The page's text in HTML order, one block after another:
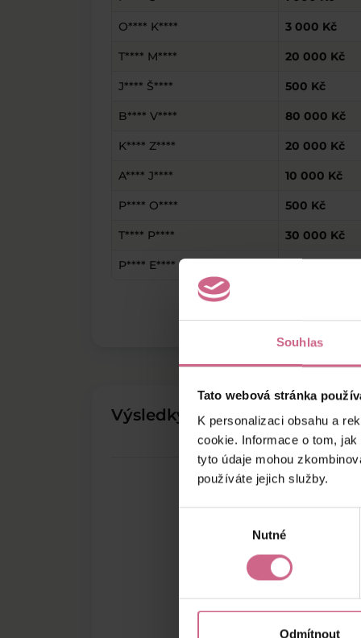
Souhlas
Tato webová stránka
K personalizaci obsahu a
cookie. Informace o tom,
tyto údaje mohou
používáte jejich služby.
Nutné
Odmítnout
O**** K**** 3 000 Kč
T**** M**** 20 000 Kč
J**** Š**** 500 Kč
B**** V**** 80 000 Kč
K**** Z**** 20 000 Kč
A**** J**** 10 000 Kč
P**** O**** 500 Kč
T**** P**** 30 000 Kč
P**** E****
Výsledky těžby